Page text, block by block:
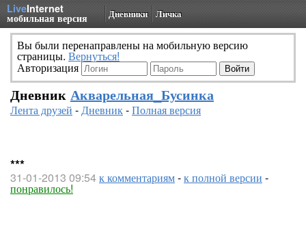
LiveInternet
мобильная версия Дневники Личка
Вы были перенаправлены на мобильную версию
страницы. Вернуться!
Авторизация
Дневник Акварельная_Бусинка
Лента друзей -Дневник-Полная версия
***
31-01-2013 09:54к комментариям-к полной версии -
понравилось!